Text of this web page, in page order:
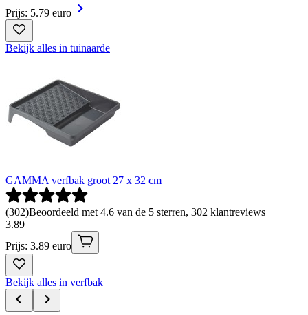
Prijs: 5.79 euro
Bekijk alles in tuinaarde
GAMMA verfbak groot 27 x 32 cm
(302)Beoordeeld met 4.6 van de 5 sterren, 302 klantreviews
3.89
Prijs: 3.89 euro
Bekijk alles in verfbak